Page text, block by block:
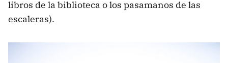
libros de la biblioteca o los pasamanos de las
escaleras).